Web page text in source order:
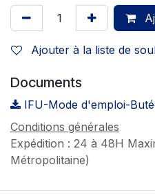
Ajouter à la liste de
Documents
IFU-Mode d'emploi-
Conditions générales
Expédition : 24 à 48H
Métropolitaine)